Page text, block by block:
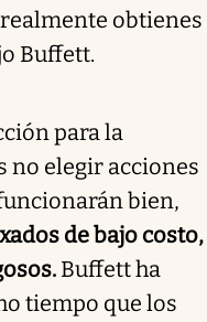
obtienes
Buffett.
para la
no elegir acciones
bien,
de bajo costo,
Buffett ha
tiempo que los